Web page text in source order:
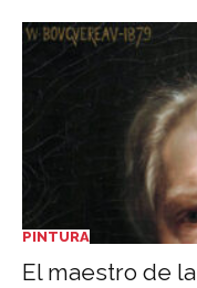
PINTURA
El maestro de